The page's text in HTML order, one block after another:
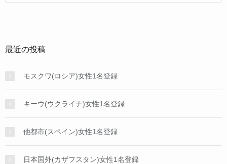
最近の投稿
モスクワ(ロシア)女性1名登録
キーウ(ウクライナ)女性1名登録
他都市(スペイン)女性1名登録
日本国外(カザフスタン)女性1名登録